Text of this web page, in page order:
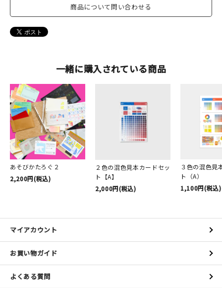
商品について問い合わせる
一緒に購入されている商品
あそびかたろぐ２
2,200円(税込)
２色の混色見本カードセッ
ト【A】
2,000円(税込)
３色の混色見
ト（A）
1,100円(税込)
マイアカウント
お買い物ガイド
よくある質問